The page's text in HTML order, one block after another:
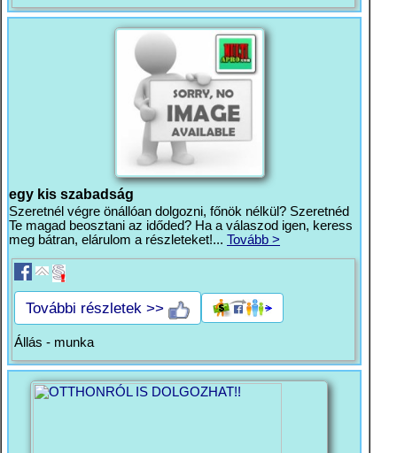
egy kis szabadság
Szeretnél végre önállóan dolgozni, főnök nélkül? Szeretnéd
Te magad beosztani az időded? Ha a válaszod igen, keress
meg bátran, elárulom a részleteket!... Tovább >
További részletek >>
Állás - munka